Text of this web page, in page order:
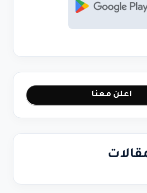
اعلن معنا